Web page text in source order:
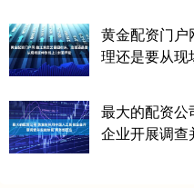
黄金配资门户
理还是要从现
最大的配资公
企业开展调查